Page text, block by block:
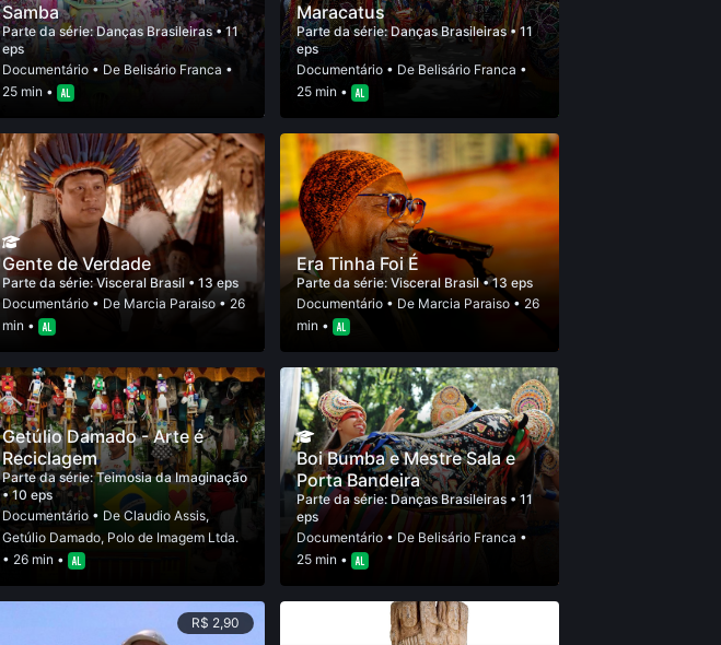
Samba
Parte da série:Danças Brasileiras• 11
eps
Documentário • De Belisário Franca •
25 min •
Maracatus
Parte da série:Danças Brasileiras• 11
eps
Documentário • De Belisário Franca •
25 min •
Gente de Verdade
Parte da série:Visceral Brasil • 13 eps
Documentário • De Marcia Paraiso • 26
min •
Era Tinha Foi É
Parte da série:Visceral Brasil• 13 eps
Documentário • De Marcia Paraiso • 26
min •
Getúlio Damado - Arte é
Reciclagem
Parte da série:Teimosia da Imaginação
• 10 eps
Documentário • DeClaudio Assis,
Getúlio Damado, Polo de Imagem Ltda.
• 26 min •
Boi Bumba e Mestre Sala e
Porta Bandeira
Parte da série:Danças Brasileiras • 11
eps
Documentário • De Belisário Franca •
25 min •
R$ 2,90